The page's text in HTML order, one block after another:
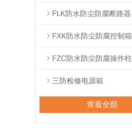
FLK防水防尘防腐断路器
FXK防水防尘防腐控制箱
FZC防水防尘防腐操作柱
三防检修电源箱
查看全部